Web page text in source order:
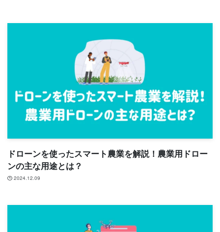
ドローンを使ったスマート農業を解説！農業用ドロー
ンの主な用途とは？
2024.12.09